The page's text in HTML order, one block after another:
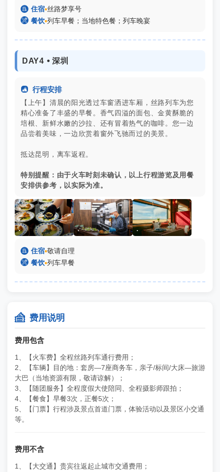
 住宿▪丝路梦享号
 餐饮▪列车早餐；当地特色餐；列车晚宴
DAY4 ⦁ 深圳
 行程安排
【上午】清晨的阳光透过车窗洒进车厢，丝路列车为您
精心准备了丰盛的早餐。香气四溢的面包、金黄酥脆的
培根、新鲜水嫩的沙拉、还有冒着热气的咖啡。您一边
品尝着美味，一边欣赏着窗外飞驰而过的美景。
抵达昆明，离车返程。
特别提醒：由于火车时刻未确认，以上行程游览及用餐
安排供参考，以实际为准。
. . .
 住宿▪敬请自理
 餐饮▪列车早餐
 费用说明
费用包含
1、【火车费】全程丝路列车通行费用；
2、【车辆】目的地：套房—7座商务车，亲子/标间/大床—旅游
大巴（当地资源有限，敬请谅解）；
3、【随团服务】全程度假大使陪同、全程摄影师跟拍；
4、【餐食】早餐3次，正餐5次；
5、【门票】行程涉及景点首道门票，体验活动以及景区小交通
等。
费用不含
1、【大交通】贵宾往返起止城市交通费用；